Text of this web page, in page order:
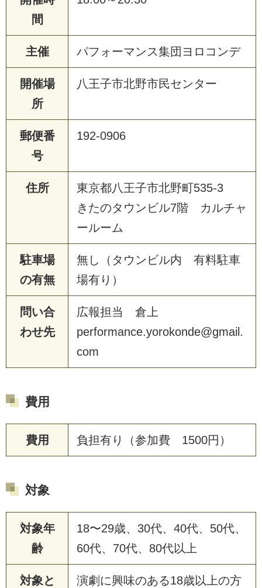
間
主催 パフォーマンス集団ヨロコンデ
開催場
所
八王子市北野市民センター
郵便番
号
192-0906
住所
東京都八王子市北野町535-3
きたのタウンビル7階 カルチャ
ールーム
駐車場
の有無
無し（タウンビル内 有料駐車
場有り）
問い合
わせ先
広報担当 倉上
performance.yorokonde@gmail.
com
費用
費用 負担有り（参加費 1500円）
対象
対象年
齢
18〜29歳、30代、40代、50代、
60代、70代、80代以上
対象と
演劇に興味のある18歳以上の方